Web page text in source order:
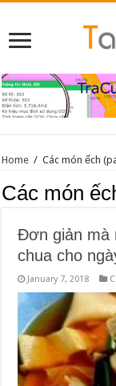
Home / Các món ếch
Các món
Đơn giản mà
chua cho
January 7, 2018